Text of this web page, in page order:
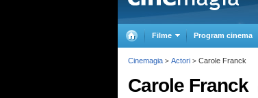
Filme Program cinema
Carole Franck
Cinemagia > Actori > Carole Franck